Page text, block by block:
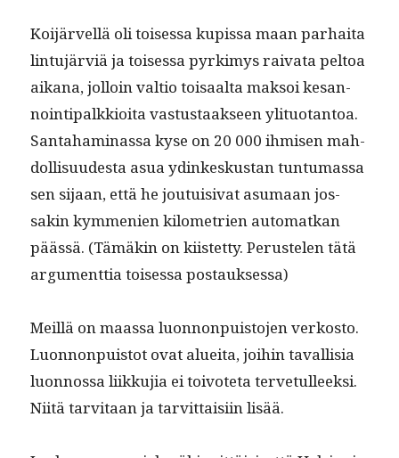
Koi­järvel­lä oli toises­sa kupis­sa maan parhai­ta
lin­tu­järviä ja toises­sa pyrkimys rai­va­ta pel­toa
aikana, jol­loin val­tio toisaal­ta mak­soi kesan­
noin­tipalkkioi­ta vas­tus­taak­seen yli­tuotan­toa.
San­ta­ham­i­nas­sa kyse on 20 000 ihmisen mah­
dol­lisu­ud­es­ta asua ydinkeskus­tan tun­tu­mas­sa
sen sijaan, että he jou­tu­isi­vat asumaan jos­
sakin kym­me­nien kilo­me­trien automatkan
päässä. (Tämäkin on kiis­tet­ty. Peruste­len tätä
argu­ment­tia toises­sa postauksessa)
Meil­lä on maas­sa luon­non­puis­to­jen verkos­to.
Luon­non­puis­tot ovat aluei­ta, joi­hin taval­lisia
luon­nos­sa liikku­jia ei toiv­ote­ta ter­ve­tulleek­si.
Niitä tarvi­taan ja tarvit­taisi­in lisää.